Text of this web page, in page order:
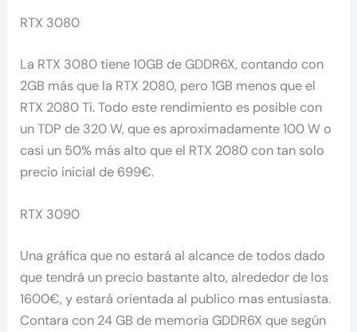
RTX 3080
La RTX 3080 tiene 10GB de GDDR6X, contando con
2GB más que la RTX 2080, pero 1GB menos que el
RTX 2080 Ti. Todo este rendimiento es posible con
un TDP de 320 W, que es aproximadamente 100 W o
casi un 50% más alto que el RTX 2080 con tan solo
precio inicial de 699€.
RTX 3090
Una gráfica que no estará al alcance de todos dado
que tendrá un precio bastante alto, alrededor de los
1600€, y estará orientada al publico mas entusiasta.
Contara con 24 GB de memoria GDDR6X que según